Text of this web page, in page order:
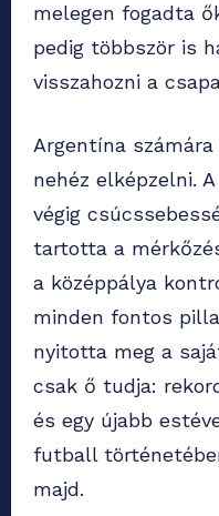
melegen fogadta
pedig többször is
visszahozni a
Argentína
nehéz elképzelni.
végig
tartotta a
a középpálya
minden fontos
nyitotta meg a
csak ő tudja:
és egy újabb
futball
majd.